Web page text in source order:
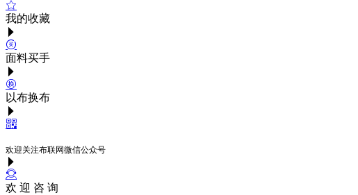
我的收藏
面料买手
以布换布
欢迎关注布联网微信公众号
欢 迎 咨 询